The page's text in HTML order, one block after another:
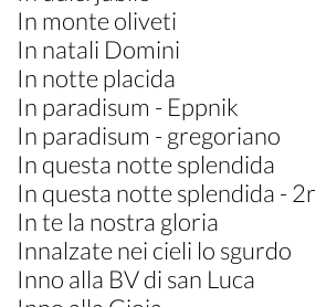
In monte oliveti
In natali Domini
In notte placida
In paradisum - Eppnik
In paradisum - gregoriano
In questa notte splendida
In questa notte splendida - 2r
In te la nostra gloria
Innalzate nei cieli lo sgurdo
Inno alla BV di san Luca